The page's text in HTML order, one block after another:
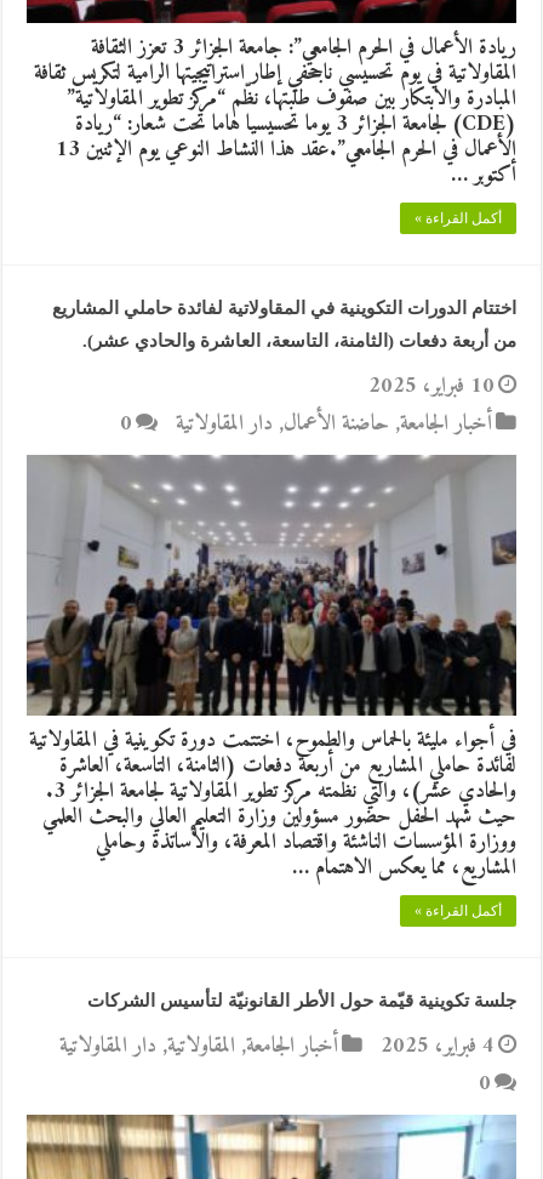
ريادة الأعمال في الحرم الجامعي”: جامعة الجزائر 3 تعزز الثقافة
المقاولاتية في يوم تحسيسي ناجحفي إطار استراتيجيتها الرامية لتكريس ثقافة
المبادرة والابتكار بين صفوف طلبتها، نظّم “مركز تطوير المقاولاتية”
(CDE) لجامعة الجزائر 3 يوما تحسيسيا هاما تحت شعار: “ريادة
الأعمال في الحرم الجامعي”.عقد هذا النشاط النوعي يوم الإثنين 13
أكتوبر …
أكمل القراءة »
اختتام الدورات التكوينية في المقاولاتية لفائدة حاملي المشاريع
من أربعة دفعات (الثامنة، التاسعة، العاشرة والحادي عشر).
10 فبراير، 2025
أخبار الجامعة, حاضنة الأعمال, دار المقاولاتية 0
في أجواء مليئة بالحماس والطموح، اختتمت دورة تكوينية في المقاولاتية
لفائدة حاملي المشاريع من أربعة دفعات (الثامنة، التاسعة، العاشرة
والحادي عشر)، والتي نظمته مركز تطوير المقاولاتية لجامعة الجزائر 3.
حيث شهد الحفل حضور مسؤولين وزارة التعليم العالي والبحث العلمي
ووزارة المؤسسات الناشئة واقتصاد المعرفة، والأساتذة وحاملي
المشاريع، مما يعكس الاهتمام …
أكمل القراءة »
جلسة تكوينية قيّمة حول الأطر القانونيّة لتأسيس الشركات
4 فبراير، 2025 أخبار الجامعة, المقاولاتية, دار المقاولاتية
0